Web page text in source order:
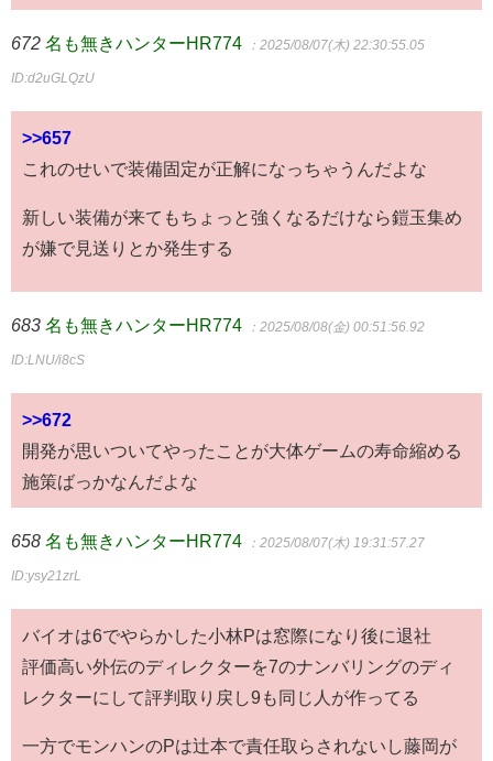
672 名も無きハンターHR774 ：2025/08/07(木) 22:30:55.05
ID:d2uGLQzU
>>657
これのせいで装備固定が正解になっちゃうんだよな
新しい装備が来てもちょっと強くなるだけなら鎧玉集め
が嫌で見送りとか発生する
683 名も無きハンターHR774 ：2025/08/08(金) 00:51:56.92
ID:LNU/i8cS
>>672
開発が思いついてやったことが大体ゲームの寿命縮める
施策ばっかなんだよな
658 名も無きハンターHR774 ：2025/08/07(木) 19:31:57.27
ID:ysy21zrL
バイオは6でやらかした小林Pは窓際になり後に退社
評価高い外伝のディレクターを7のナンバリングのディ
レクターにして評判取り戻し9も同じ人が作ってる
一方でモンハンのPは辻本で責任取らされないし藤岡が